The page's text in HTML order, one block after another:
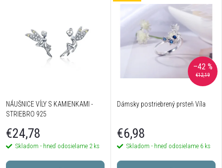
NÁUŠNICE VÍLY S KAMIENKAMI -
STRIEBRO 925
€24,78
Skladom - hneď odosielame 2 ks
€12,19
–42 %
Dámsky postriebrený prsteň Víla
€6,98
Skladom - hneď odosielame 6 ks